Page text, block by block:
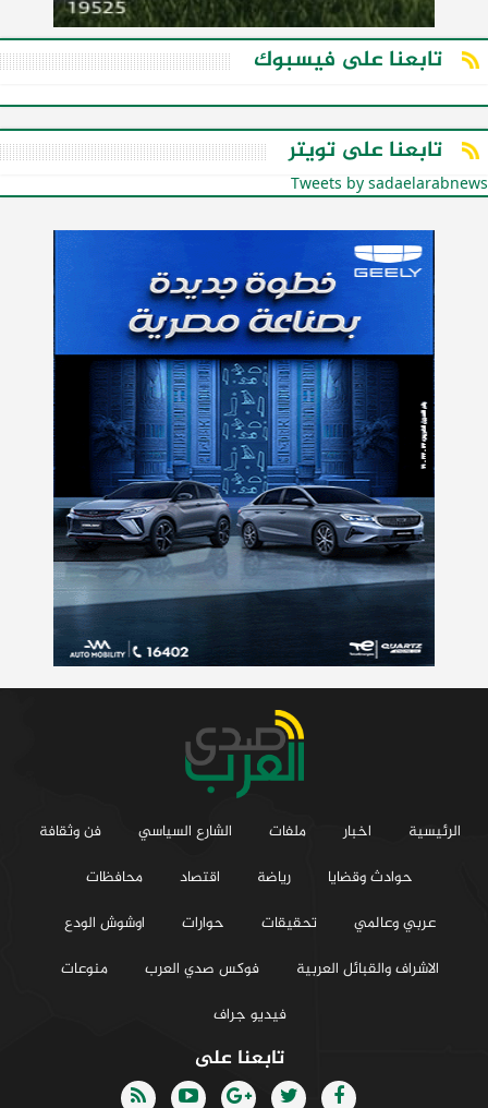
تابعنا على فيسبوك
تابعنا على تويتر
Tweets by sadaelarabnews
الرئيسية اخبار ملفات الشارع السياسي
فن وثقافة
حوادث وقضايا
رياضة اقتصاد
محافظات
عربي وعالمي
تحقيقات حوارات
اوشوش الودع
الاشراف والقبائل العربية
فوكس صدي العرب
منوعات
فيديو جراف
تابعنا على